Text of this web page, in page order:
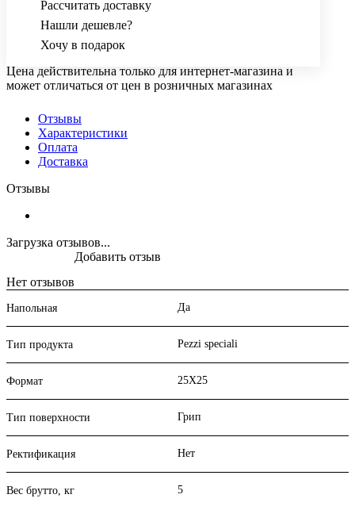
Рассчитать доставку
Нашли дешевле?
Хочу в подарок
Цена действительна только для интернет-магазина и
может отличаться от цен в розничных магазинах
Отзывы
Характеристики
Оплата
Доставка
Отзывы
Загрузка отзывов...
Нет отзывов
Добавить отзыв
Напольная Да
Тип продукта Pezzi speciali
Формат 25X25
Тип поверхности Грип
Ректификация Нет
Вес брутто, кг 5